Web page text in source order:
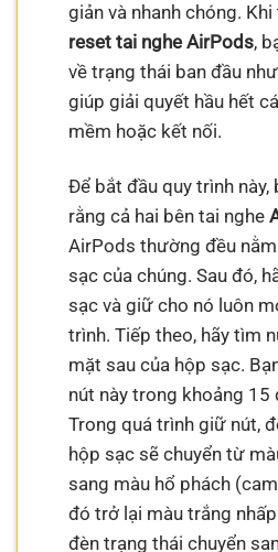
giản và nhanh chóng.
reset tai nghe AirPods,
về trạng thái ban đầu
giúp giải quyết hầu hết
mềm hoặc kết nối.
Để bắt đầu quy trình này,
rằng cả hai bên tai nghe
AirPods thường đều
sạc của chúng. Sau đó,
sạc và giữ cho nó luôn
trình. Tiếp theo, hãy tìm
mặt sau của hộp sạc.
nút này trong khoảng 15
Trong quá trình giữ nút,
hộp sạc sẽ chuyển từ
sang màu hổ phách
đó trở lại màu trắng nhấp
đèn trạng thái chuyển